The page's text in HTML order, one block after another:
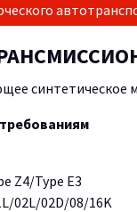
синтетическое
Z4/Type E3
02L/02D/08/16K